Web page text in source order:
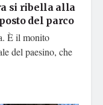
si ribella alla
del parco
È il monito
del paesino, che